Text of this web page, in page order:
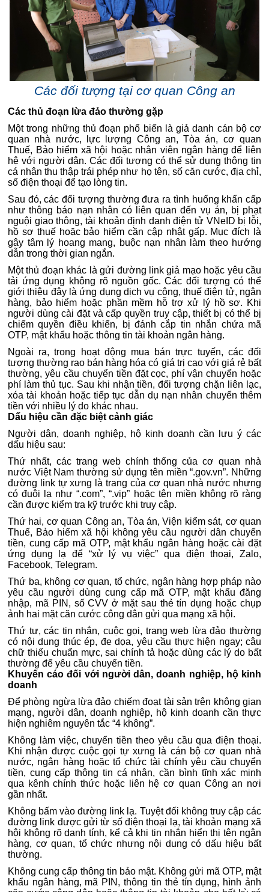
Các đối tượng tại cơ quan Công an
Các thủ đoạn lừa đảo thường gặp
Một trong những thủ đoạn phổ biến là giả danh cán bộ cơ
quan nhà nước, lực lượng Công an, Tòa án, cơ quan
Thuế, Bảo hiểm xã hội hoặc nhân viên ngân hàng để liên
hệ với người dân. Các đối tượng có thể sử dụng thông tin
cá nhân thu thập trái phép như họ tên, số căn cước, địa chỉ,
số điện thoại để tạo lòng tin.
Sau đó, các đối tượng thường đưa ra tình huống khẩn cấp
như thông báo nạn nhân có liên quan đến vụ án, bị phạt
nguội giao thông, tài khoản định danh điện tử VNeID bị lỗi,
hồ sơ thuế hoặc bảo hiểm cần cập nhật gấp. Mục đích là
gây tâm lý hoang mang, buộc nạn nhân làm theo hướng
dẫn trong thời gian ngắn.
Một thủ đoạn khác là gửi đường link giả mạo hoặc yêu cầu
tải ứng dụng không rõ nguồn gốc. Các đối tượng có thể
giới thiệu đây là ứng dụng dịch vụ công, thuế điện tử, ngân
hàng, bảo hiểm hoặc phần mềm hỗ trợ xử lý hồ sơ. Khi
người dùng cài đặt và cấp quyền truy cập, thiết bị có thể bị
chiếm quyền điều khiển, bị đánh cắp tin nhắn chứa mã
OTP, mật khẩu hoặc thông tin tài khoản ngân hàng.
Ngoài ra, trong hoạt động mua bán trực tuyến, các đối
tượng thường rao bán hàng hóa có giá trị cao với giá rẻ bất
thường, yêu cầu chuyển tiền đặt cọc, phí vận chuyển hoặc
phí làm thủ tục. Sau khi nhận tiền, đối tượng chặn liên lạc,
xóa tài khoản hoặc tiếp tục dẫn dụ nạn nhân chuyển thêm
tiền với nhiều lý do khác nhau.
Dấu hiệu cần đặc biệt cảnh giác
Người dân, doanh nghiệp, hộ kinh doanh cần lưu ý các
dấu hiệu sau:
Thứ nhất, các trang web chính thống của cơ quan nhà
nước Việt Nam thường sử dụng tên miền “.gov.vn”. Những
đường link tự xưng là trang của cơ quan nhà nước nhưng
có đuôi lạ như “.com”, “.vip” hoặc tên miền không rõ ràng
cần được kiểm tra kỹ trước khi truy cập.
Thứ hai, cơ quan Công an, Tòa án, Viện kiểm sát, cơ quan
Thuế, Bảo hiểm xã hội không yêu cầu người dân chuyển
tiền, cung cấp mã OTP, mật khẩu ngân hàng hoặc cài đặt
ứng dụng lạ để “xử lý vụ việc” qua điện thoại, Zalo,
Facebook, Telegram.
Thứ ba, không cơ quan, tổ chức, ngân hàng hợp pháp nào
yêu cầu người dùng cung cấp mã OTP, mật khẩu đăng
nhập, mã PIN, số CVV ở mặt sau thẻ tín dụng hoặc chụp
ảnh hai mặt căn cước công dân gửi qua mạng xã hội.
Thứ tư, các tin nhắn, cuộc gọi, trang web lừa đảo thường
có nội dung thúc ép, đe dọa, yêu cầu thực hiện ngay; câu
chữ thiếu chuẩn mực, sai chính tả hoặc dùng các lý do bất
thường để yêu cầu chuyển tiền.
Khuyến cáo đối với người dân, doanh nghiệp, hộ kinh
doanh
Để phòng ngừa lừa đảo chiếm đoạt tài sản trên không gian
mạng, người dân, doanh nghiệp, hộ kinh doanh cần thực
hiện nghiêm nguyên tắc “4 không”.
Không làm việc, chuyển tiền theo yêu cầu qua điện thoại.
Khi nhận được cuộc gọi tự xưng là cán bộ cơ quan nhà
nước, ngân hàng hoặc tổ chức tài chính yêu cầu chuyển
tiền, cung cấp thông tin cá nhân, cần bình tĩnh xác minh
qua kênh chính thức hoặc liên hệ cơ quan Công an nơi
gần nhất.
Không bấm vào đường link lạ. Tuyệt đối không truy cập các
đường link được gửi từ số điện thoại lạ, tài khoản mạng xã
hội không rõ danh tính, kể cả khi tin nhắn hiển thị tên ngân
hàng, cơ quan, tổ chức nhưng nội dung có dấu hiệu bất
thường.
Không cung cấp thông tin bảo mật. Không gửi mã OTP, mật
khẩu ngân hàng, mã PIN, thông tin thẻ tín dụng, hình ảnh